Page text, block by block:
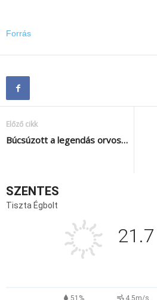
Forrás
Előző cikk
Búcsúzott a legendás orvos…
SZENTES
Tiszta Égbolt
21.7